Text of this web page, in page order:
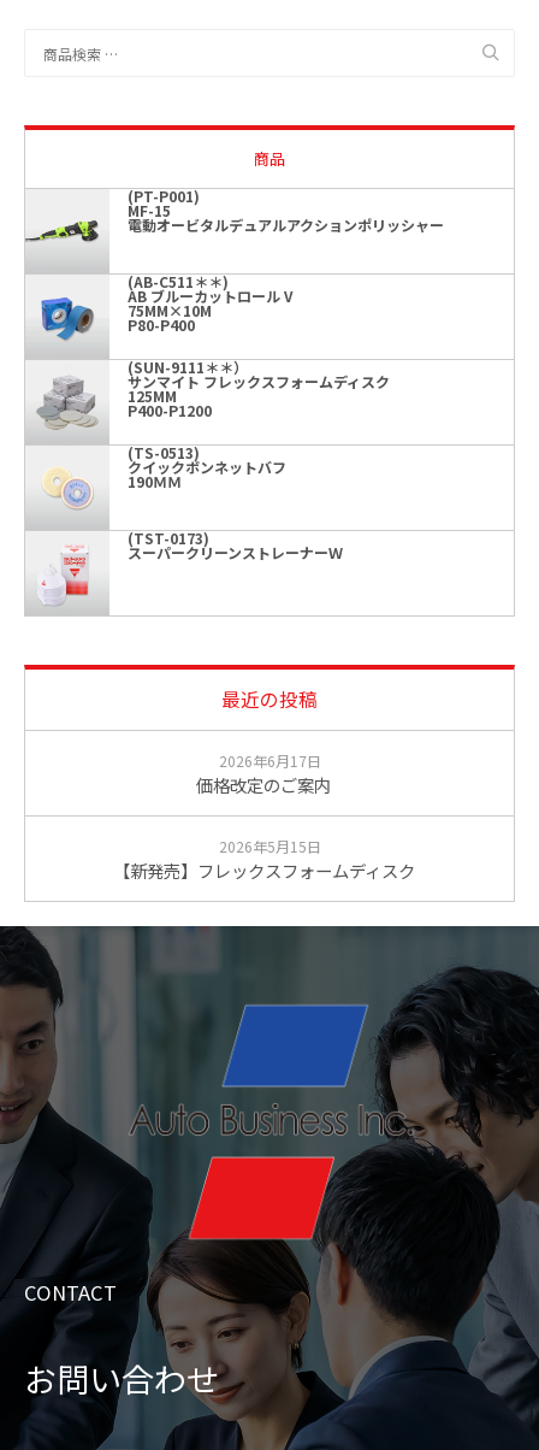
商品
(PT-P001)
MF-15
電動オービタルデュアルアクションポリッシャー
(AB-C511＊＊)
AB ブルーカットロール V
75MM×10M
P80-P400
(SUN-9111＊＊）
サンマイト フレックスフォームディスク
125MM
P400-P1200
(TS-0513)
クイックボンネットバフ
190ＭＭ
(TST-0173)
スーパークリーンストレーナーＷ
最近の投稿
価格改定のご案内
2026年6月17日
【新発売】フレックスフォームディスク
2026年5月15日
CONTACT
お問い合わせ